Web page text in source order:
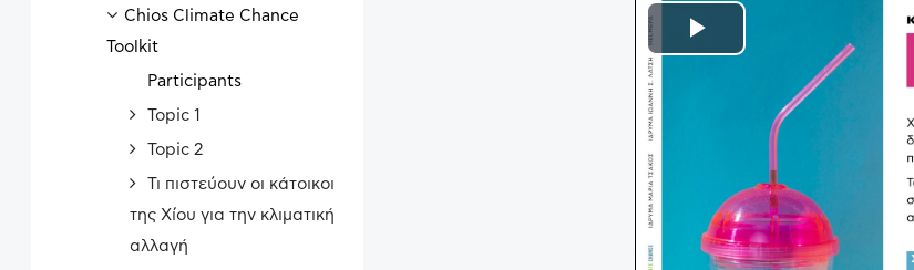
Play
Video
Chios Climate Chance
Toolkit
Participants
Topic 1
Topic 2
Τι πιστεύουν οι κάτοικοι
της Χίου για την κλιματική
αλλαγή